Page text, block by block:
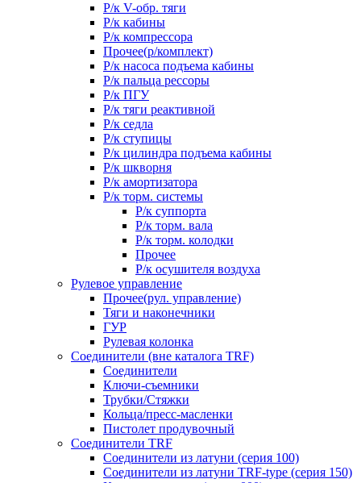
Р/к V-обр. тяги
Р/к кабины
Р/к компрессора
Прочее(р/комплект)
Р/к насоса подъема кабины
Р/к пальца рессоры
Р/к ПГУ
Р/к тяги реактивной
Р/к седла
Р/к ступицы
Р/к цилиндра подъема кабины
Р/к шкворня
Р/к амортизатора
Р/к торм. системы
Р/к суппорта
Р/к торм. вала
Р/к торм. колодки
Прочее
Р/к осушителя воздуха
Рулевое управление
Прочее(рул. управление)
Тяги и наконечники
ГУР
Рулевая колонка
Соединители (вне каталога TRF)
Соединители
Ключи-cъемники
Трубки/Стяжки
Кольца/пресс-масленки
Пистолет продувочный
Соединители TRF
Соединители из латуни (серия 100)
Соединители из латуни TRF-type (серия 150)